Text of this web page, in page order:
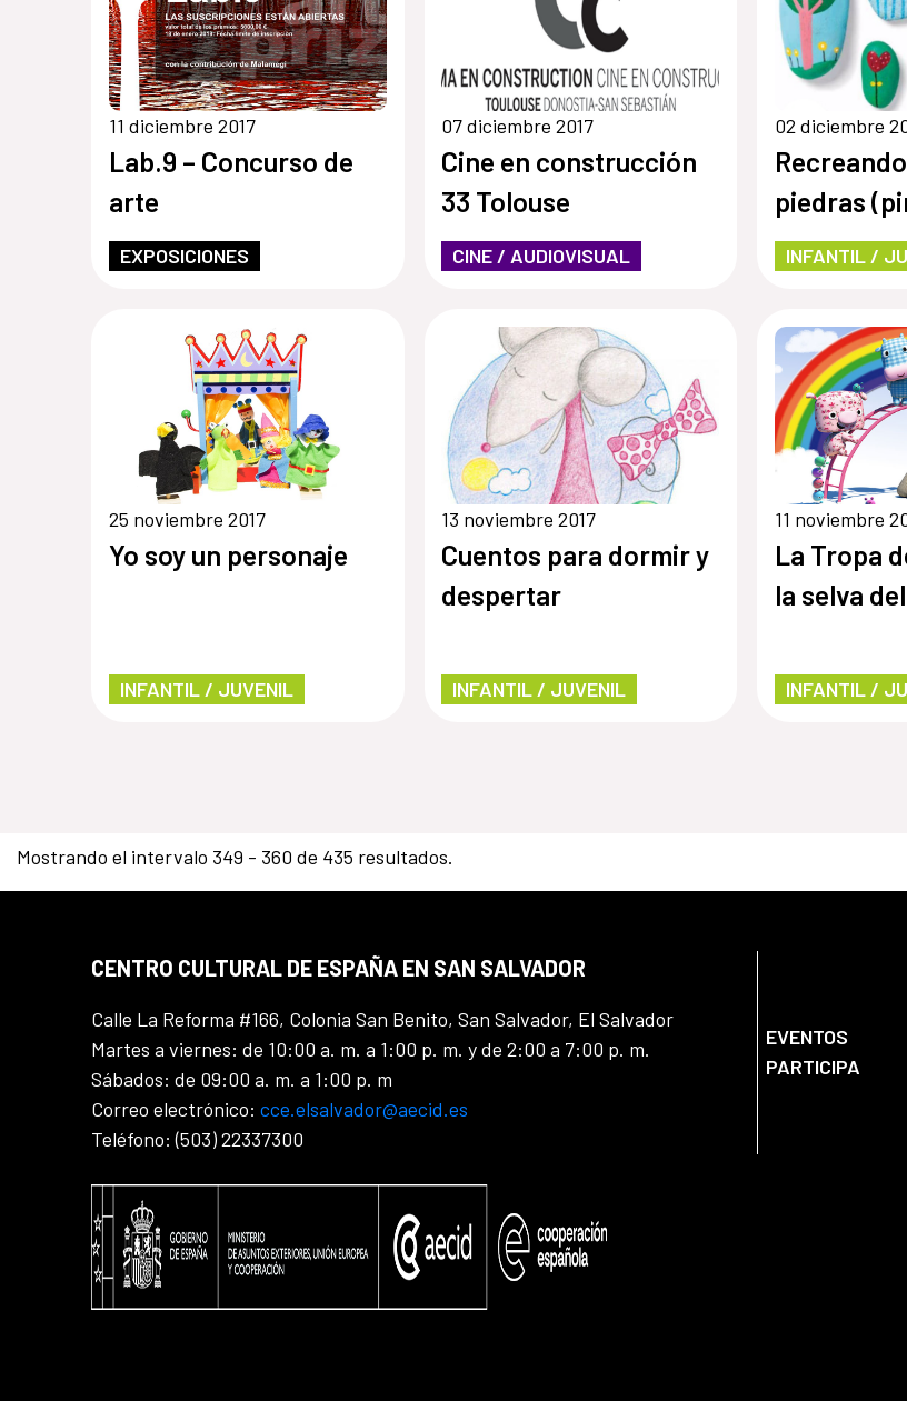
11 diciembre 2017
Lab.9 – Concurso de
arte
EXPOSICIONES
07 diciembre 2017
Cine en construcción
33 Tolouse
CINE / AUDIOVISUAL
02 diciembre
piedras
INFANTIL /
25 noviembre 2017
Yo soy un personaje
INFANTIL / JUVENIL
13 noviembre 2017
Cuentos para dormir y
despertar
INFANTIL / JUVENIL
11 noviembre
La Tropa
la selva
INFANTIL /
Mostrando el intervalo 349 - 360 de 435 resultados.
CENTRO CULTURAL DE ESPAÑA EN SAN SALVADOR
Calle La Reforma #166, Colonia San Benito, San Salvador, El Salvador
Martes a viernes: de 10:00 a. m. a 1:00 p. m. y de 2:00 a 7:00 p. m.
Sábados: de 09:00 a. m. a 1:00 p. m
Correo electrónico: cce.elsalvador@aecid.es
Teléfono: (503) 22337300
EVENTOS
PARTICIPA